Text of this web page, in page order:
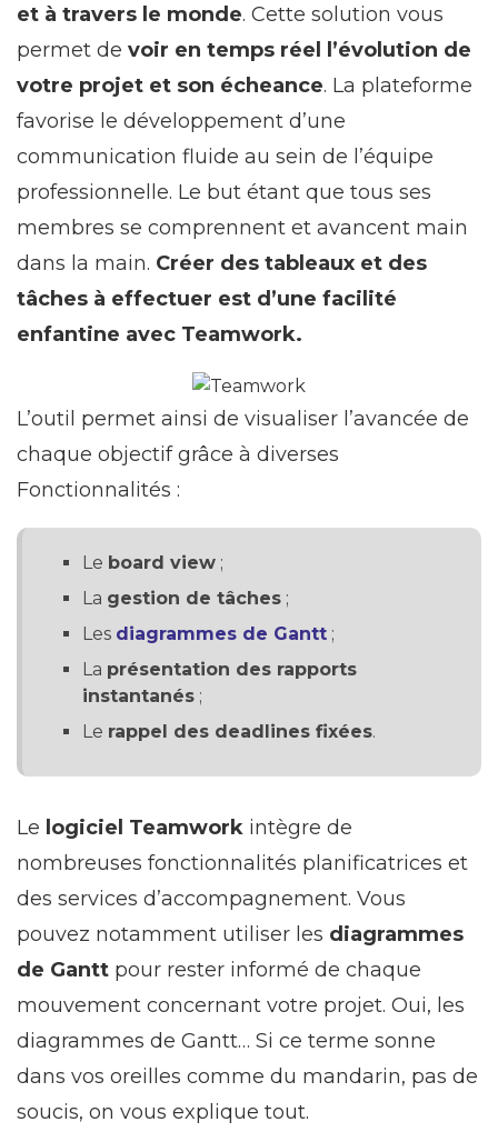
et à travers le monde. Cette solution vous
permet de voir en temps réel l’évolution de
votre projet et son écheance. La plateforme
favorise le développement d’une
communication fluide au sein de l’équipe
professionnelle. Le but étant que tous ses
membres se comprennent et avancent main
dans la main. Créer des tableaux et des
tâches à effectuer est d’une facilité
enfantine avec Teamwork.
L’outil permet ainsi de visualiser l’avancée de
chaque objectif grâce à diverses
Fonctionnalités :
Le board view ;
La gestion de tâches ;
Les diagrammes de Gantt ;
La présentation des rapports
instantanés ;
Le rappel des deadlines fixées.
Le logiciel Teamwork intègre de
nombreuses fonctionnalités planificatrices et
des services d’accompagnement. Vous
pouvez notamment utiliser les diagrammes
de Gantt pour rester informé de chaque
mouvement concernant votre projet. Oui, les
diagrammes de Gantt… Si ce terme sonne
dans vos oreilles comme du mandarin, pas de
soucis, on vous explique tout.